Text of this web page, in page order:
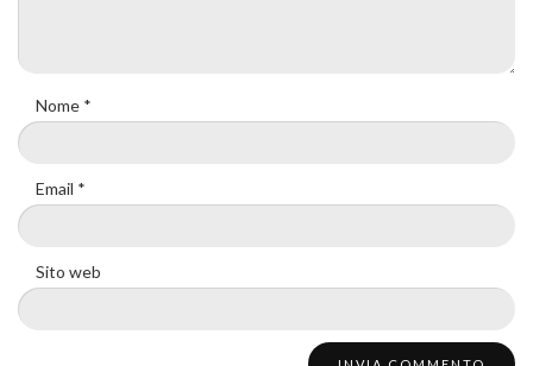
Nome *
Email *
Sito web